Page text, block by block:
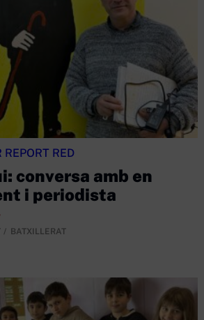
REPORT RED
conversa amb en
i periodista
BATXILLERAT